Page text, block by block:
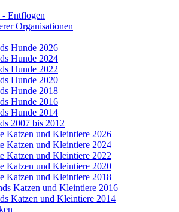
- Entflogen
Organisationen
Hunde 2026
Hunde 2024
Hunde 2022
Hunde 2020
Hunde 2018
Hunde 2016
Hunde 2014
2007 bis 2012
Katzen und Kleintiere 2026
Katzen und Kleintiere 2024
Katzen und Kleintiere 2022
Katzen und Kleintiere 2020
Katzen und Kleintiere 2018
Katzen und Kleintiere 2016
Katzen und Kleintiere 2014